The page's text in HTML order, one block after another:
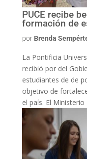
PUCE recibe
formación de
por Brenda
La Pontificia
recibió por del
estudiantes de de
objetivo de
el país. El Ministerio